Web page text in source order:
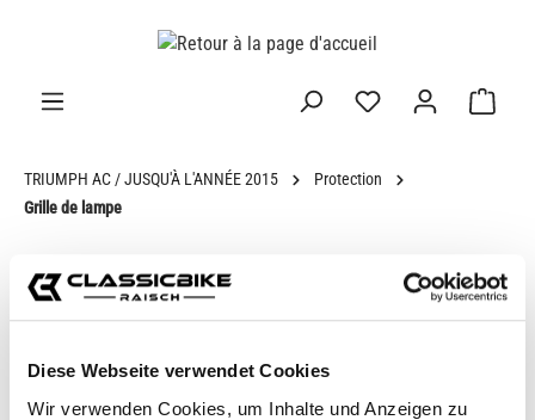
Diese Webseite verwendet Cookies
Wir verwenden Cookies, um Inhalte und Anzeigen zu
TRIUMPH AC / JUSQU'À L'ANNÉE 2015
Protection
Grille de lampe
CHOISIS TON VÉLO